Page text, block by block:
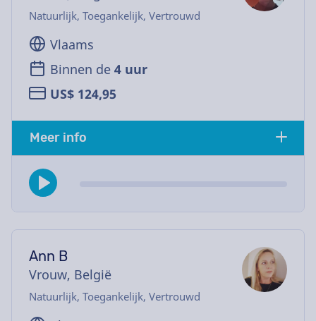
Natuurlijk, Toegankelijk, Vertrouwd
Vlaams
Binnen de 4 uur
US$ 124,95
Meer info
Ann B
Vrouw, België
Natuurlijk, Toegankelijk, Vertrouwd